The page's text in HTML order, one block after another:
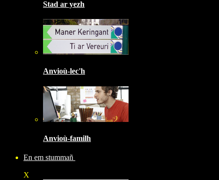
Stad ar yezh
Anvioù-lec'h
Anvioù-familh
En em stummañ
X